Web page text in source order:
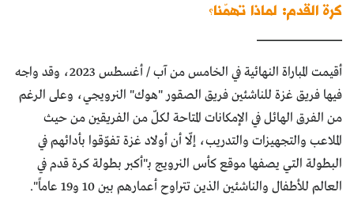
كرة القدم: لماذا تهمّنا؟
أقيمت المباراة النهائية في الخامس من آب / أغسطس 2023، وقد واجه
فيها فريق غزة للناشئين فريق الصقور "هوك" النرويجي، وعلى الرغم
من الفرق الهائل في الإمكانات المتاحة لكلّ من الفريقين من حيث
الملاعب والتجهيزات والتدريب، إلّا أن أولاد غزة تفوّقوا بأدائهم في
البطولة التي يصفها موقع كأس النرويج بـ"أكبر بطولة كرة قدم في
العالم للأطفال والناشئين الذين تتراوح أعمارهم بين 10 و19 عاماً".